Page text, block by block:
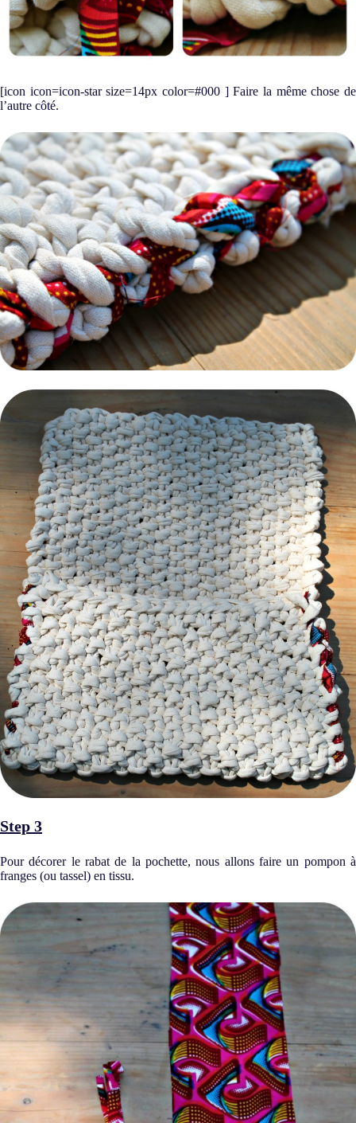
[icon icon=icon-star size=14px color=#000 ] Faire la même chose de
l’autre côté.
Step 3
Pour décorer le rabat de la pochette, nous allons faire un pompon à
franges (ou tassel) en tissu.
REJOIGNEZ
THE FUNKY FRESH CLUB
ET OBTENEZ 10% SUR VOTRE
PREMIÈRE COMMANDE !